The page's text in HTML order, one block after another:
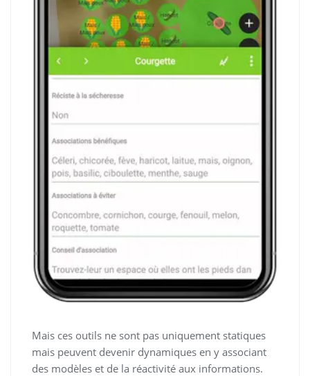
Mais ces outils ne sont pas uniquement statiques
mais peuvent devenir dynamiques en y associant
des modèles et de la réactivité aux informations.